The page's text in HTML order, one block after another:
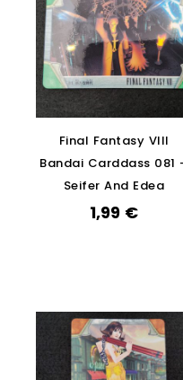
Final Fantasy VIII
Bandai Carddass 081
Seifer And Edea
1,99 €